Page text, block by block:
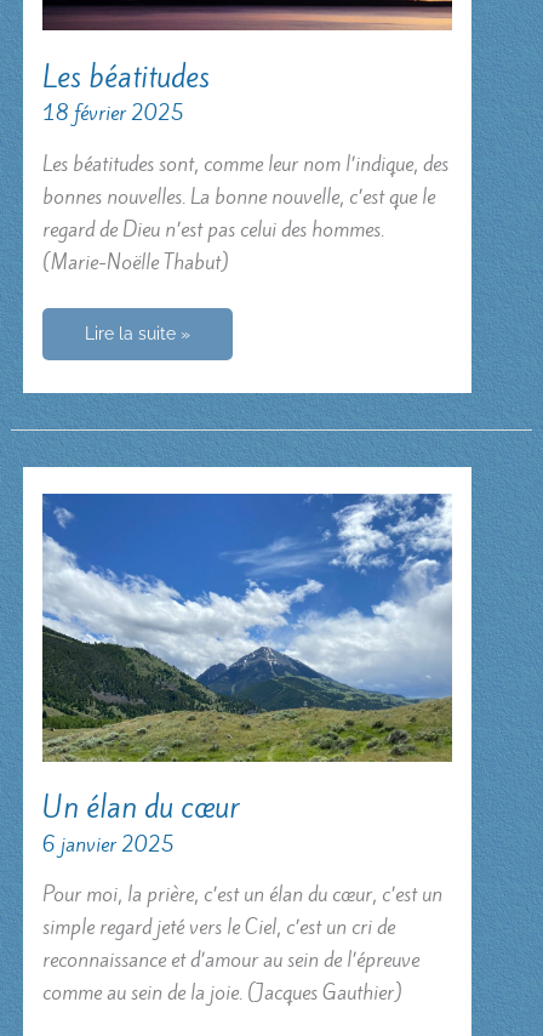
Les béatitudes
18 février 2025
Les béatitudes sont, comme leur nom l’indique, des
bonnes nouvelles. La bonne nouvelle, c’est que le
regard de Dieu n’est pas celui des hommes.
(Marie-Noëlle Thabut)
Les
Lire la suite »
Un élan du cœur
6 janvier 2025
Pour moi, la prière, c’est un élan du cœur, c’est un
simple regard jeté vers le Ciel, c’est un cri de
reconnaissance et d’amour au sein de l’épreuve
comme au sein de la joie. (Jacques Gauthier)